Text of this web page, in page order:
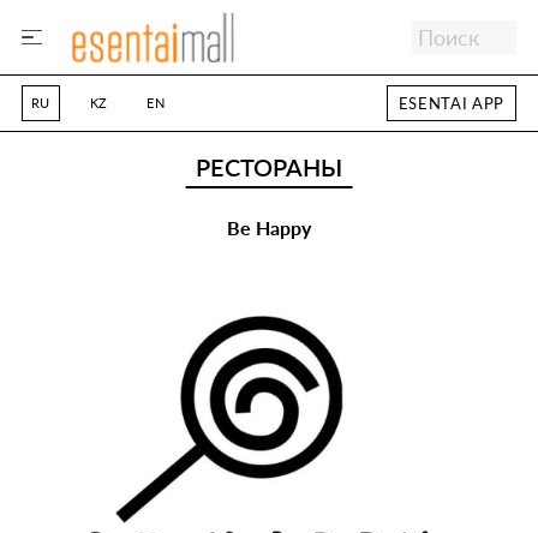
RU KZ EN ESENTAI APP
РЕСТОРАНЫ
Be Happy